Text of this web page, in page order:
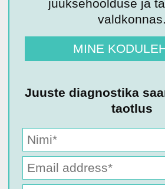
juuksehoolduse ja
valdkonnas.
MINE
Juuste diagnostika
taotlus